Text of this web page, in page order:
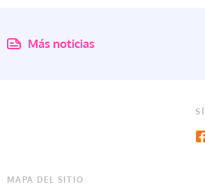
Más noticias
MAPA DEL SITIO